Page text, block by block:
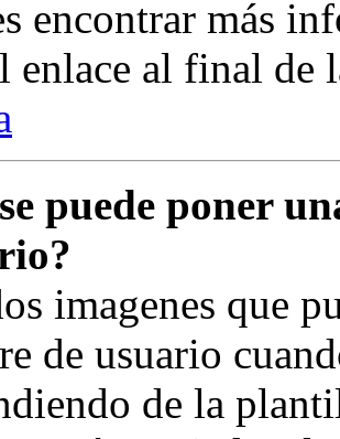
encontrar más
enlace al final de
puede poner
imagenes que
de usuario
de la